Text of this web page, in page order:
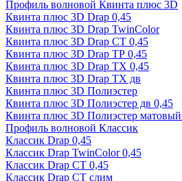
Профиль волновой Квинта плюс 3D
Квинта плюс 3D Drap 0,45
Квинта плюс 3D Drap TwinColor
Квинта плюс 3D Drap СТ 0,45
Квинта плюс 3D Drap ТР 0,45
Квинта плюс 3D Drap ТХ 0,45
Квинта плюс 3D Drap ТХ дв
Квинта плюс 3D Полиэстер
Квинта плюс 3D Полиэстер дв 0,45
Квинта плюс 3D Полиэстер
Профиль волновой Классик
Классик Drap 0,45
Классик Drap TwinColor 0,45
Классик Drap СТ 0,45
Классик Drap СТ слим